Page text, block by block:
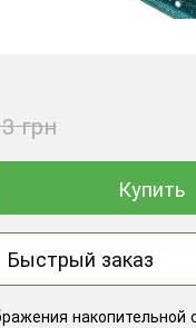
грн
Купить
Быстрый заказ
накопительной